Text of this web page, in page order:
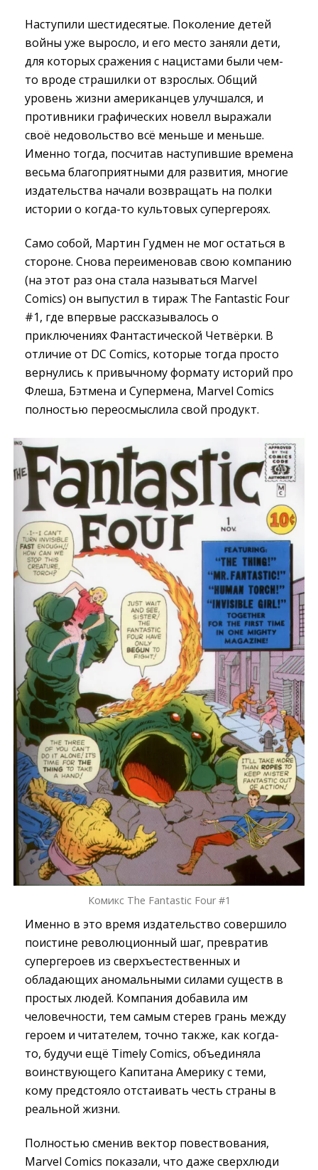
Наступили шестидесятые. Поколение детей
войны уже выросло, и его место заняли дети,
для которых сражения с нацистами были чем-
то вроде страшилки от взрослых. Общий
уровень жизни американцев улучшался, и
противники графических новелл выражали
своё недовольство всё меньше и меньше.
Именно тогда, посчитав наступившие времена
весьма благоприятными для развития, многие
издательства начали возвращать на полки
истории о когда-то культовых супергероях.
Само собой, Мартин Гудмен не мог остаться в
стороне. Снова переименовав свою компанию
(на этот раз она стала называться Marvel
Comics) он выпустил в тираж The Fantastic Four
#1, где впервые рассказывалось о
приключениях Фантастической Четвёрки. В
отличие от DC Comics, которые тогда просто
вернулись к привычному формату историй про
Флеша, Бэтмена и Супермена, Marvel Comics
полностью переосмыслила свой продукт.
Комикс The Fantastic Four #1
Именно в это время издательство совершило
поистине революционный шаг, превратив
супергероев из сверхъестественных и
обладающих аномальными силами существ в
простых людей. Компания добавила им
человечности, тем самым стерев грань между
героем и читателем, точно также, как когда-
то, будучи ещё Timely Comics, объединяла
воинствующего Капитана Америку с теми,
кому предстояло отстаивать честь страны в
реальной жизни.
Полностью сменив вектор повествования,
Marvel Comics показали, что даже сверхлюди